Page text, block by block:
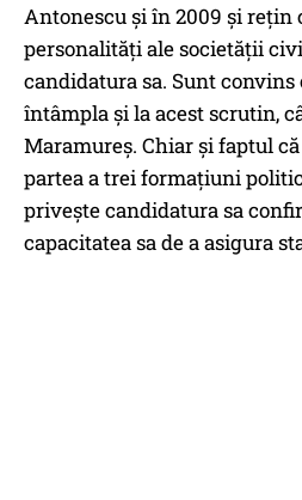
Antonescu și în 2009 și rețin
personalități ale societății
candidatura sa. Sunt convins
întâmpla și la acest scrutin,
Maramureș. Chiar și faptul
partea a trei formațiuni
privește candidatura sa
capacitatea sa de a asigura